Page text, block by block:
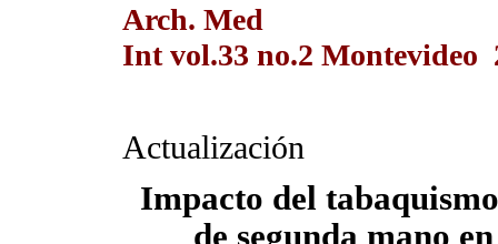
Arch. Med
Int vol.33 no.2 Montevideo
Actualización
Impacto del
de segunda mano